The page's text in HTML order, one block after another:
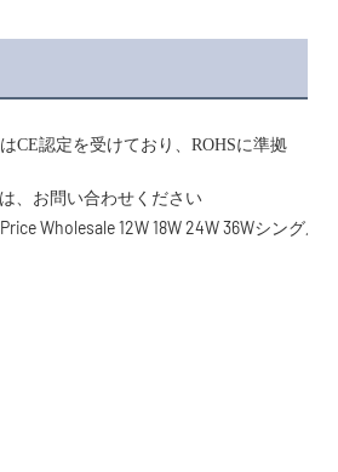
CE認定を受けており、ROHSに準拠
、お問い合わせください